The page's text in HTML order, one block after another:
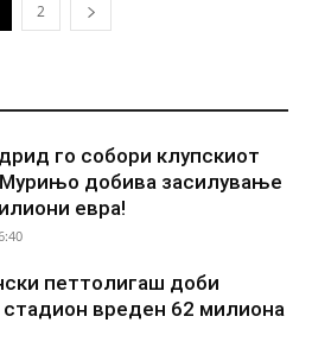
2
го собори клупскиот
добива засилување
евра!
петтолигаш доби
стадион вреден 62 милиона